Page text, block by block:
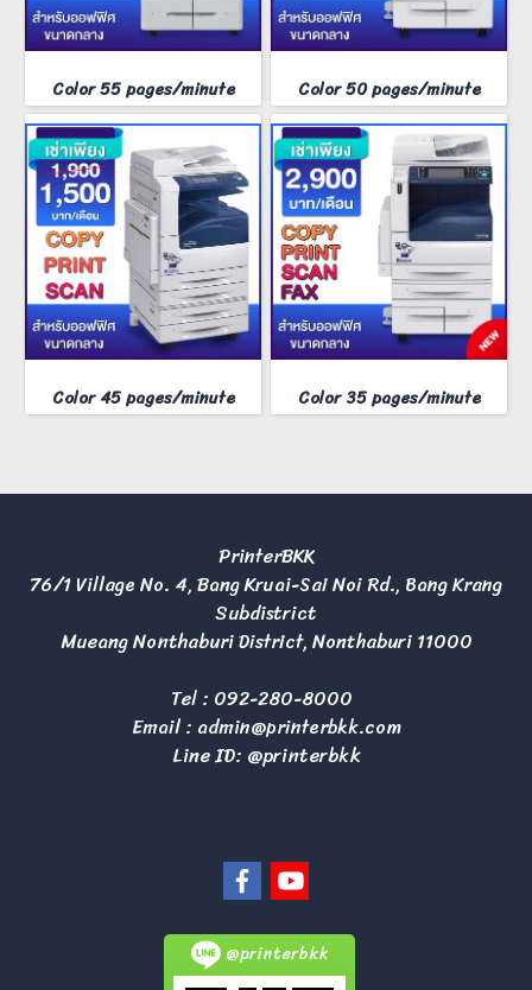
Color 55 pages/minute Color 50 pages/minute
Color 45 pages/minute Color 35 pages/minute
PrinterBKK
76/1 Village No. 4, Bang Kruai-Sai Noi Rd., Bang Krang
Subdistrict
Mueang Nonthaburi District, Nonthaburi 11000
Tel : 092-280-8000
Email : admin@printerbkk.com
Line ID: @printerbkk
@printerbkk